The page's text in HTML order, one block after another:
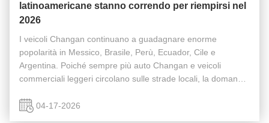
latinoamericane stanno correndo per riempirsi nel
2026
I veicoli Changan continuano a guadagnare enorme
popolarità in Messico, Brasile, Perù, Ecuador, Cile e
Argentina. Poiché sempre più auto Changan e veicoli
commerciali leggeri circolano sulle strade locali, la domanda
crescere anno dopo anno. Per ...
04-17-2026